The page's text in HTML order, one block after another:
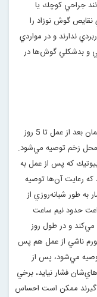
جراحي كوچك يا
گوش نوزاد را
ندارند و در مواردي
و بدشكلي گوش‌ها در
بيمار چند ساعت پس از عمل مرخص مي‌شود. پانسمان بعد از عمل تا 5 روز
محل زخم توصيه مي‌شود.
كه پس از عمل به
كه رعايت آن‌ها توصيه
به طور شبانه‌روزي از
مي‌كند كه البته بهتر است هر 3-2‌ساعت حدود نيم ساعت
مي‌كند و در طول روز
ناشي از عمل هم پس
مي‌شود، پس از
فشار نيايد، برخي
ممكن است احساس